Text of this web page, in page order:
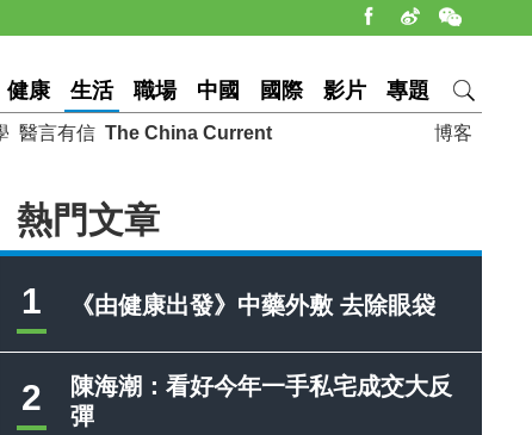
健康 生活 職場 中國 國際 影片 專題
博客
醫言有信 The China Current
熱門文章
1 《由健康出發》中藥外敷 去除眼袋
2
陳海潮：看好今年一手私宅成交大反
彈